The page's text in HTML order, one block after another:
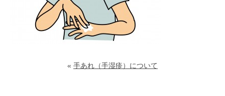
« 手あれ（手湿疹）について